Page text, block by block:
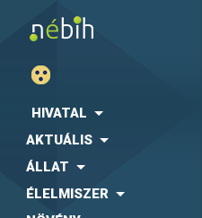
HIVATAL
AKTUÁLIS
ÁLLAT
ÉLELMISZER